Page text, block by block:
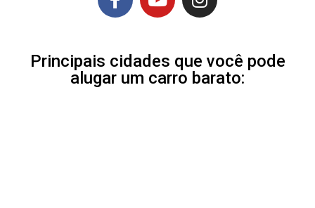
Principais cidades que você pode
alugar um carro barato: